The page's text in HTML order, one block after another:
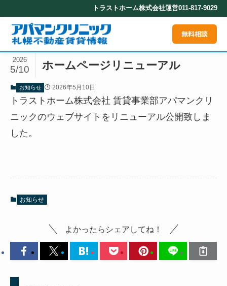
トラストホーム株式会社運営011-817-9029
無料相談
ホームページリニューアル
2026
5/10
お知らせ 2026年5月10日
トラストホーム株式会社 賃貸事業部アパマンクリ
ニックのウェブサイトをリニューアル公開致しま
した。
お知らせ
よかったらシェアしてね！